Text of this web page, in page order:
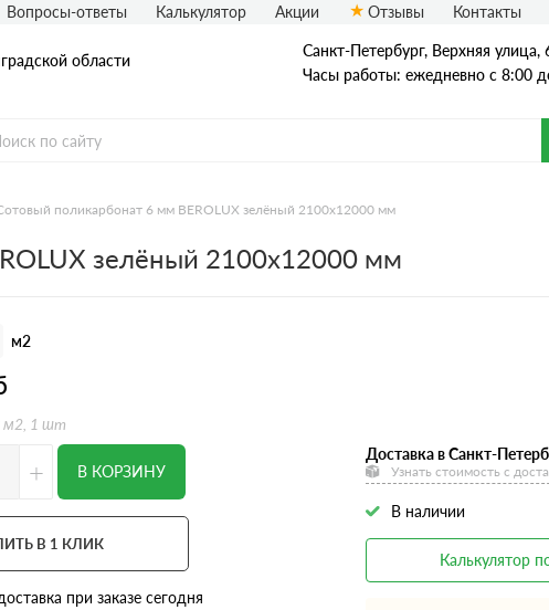
области
Санкт-Петербург, Верхняя улица,
Часы работы: ежедневно с 8:00
Вопросы-ответы Калькулятор Акции Отзывы Контакты
поликарбонат 6 мм BEROLUX зелёный 2100х12000 мм
зелёный 2100х12000 мм
м2
м2, 1 шт
+ В КОРЗИНУ
В 1 КЛИК
при заказе сегодня
Доставка в Санкт-
Узнать стоимость с
В наличии
Калькулятор